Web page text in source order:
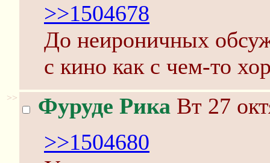
>>1504678
До неироничных
с кино как с чем-то
>> Фуруде Рика Вт 27
>>1504680